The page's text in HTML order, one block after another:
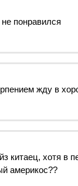
понравился
жду в
китаец, хотя в
америкос??